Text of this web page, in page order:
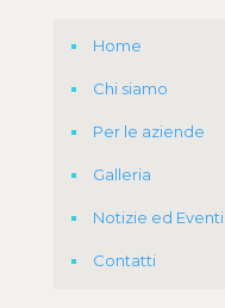
Home
Chi siamo
Per le aziende
Galleria
Notizie ed Eventi
Contatti